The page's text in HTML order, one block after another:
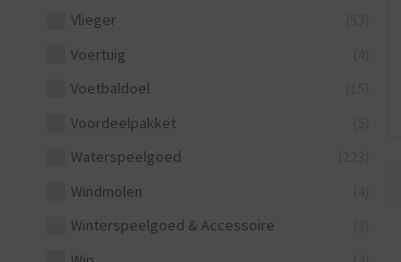
Vlieger
Voertuig
Voetbaldoel
Voordeelpakket
Waterspeelgoed
Windmolen
Winterspeelgoed & Accessoire